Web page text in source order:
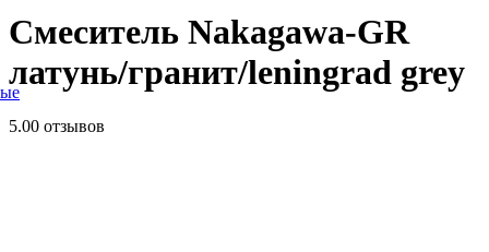
Смеситель Nakagawa-GR
латунь/гранит/leningrad grey
5.00 отзывов